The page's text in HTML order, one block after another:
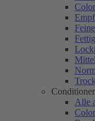
Alle